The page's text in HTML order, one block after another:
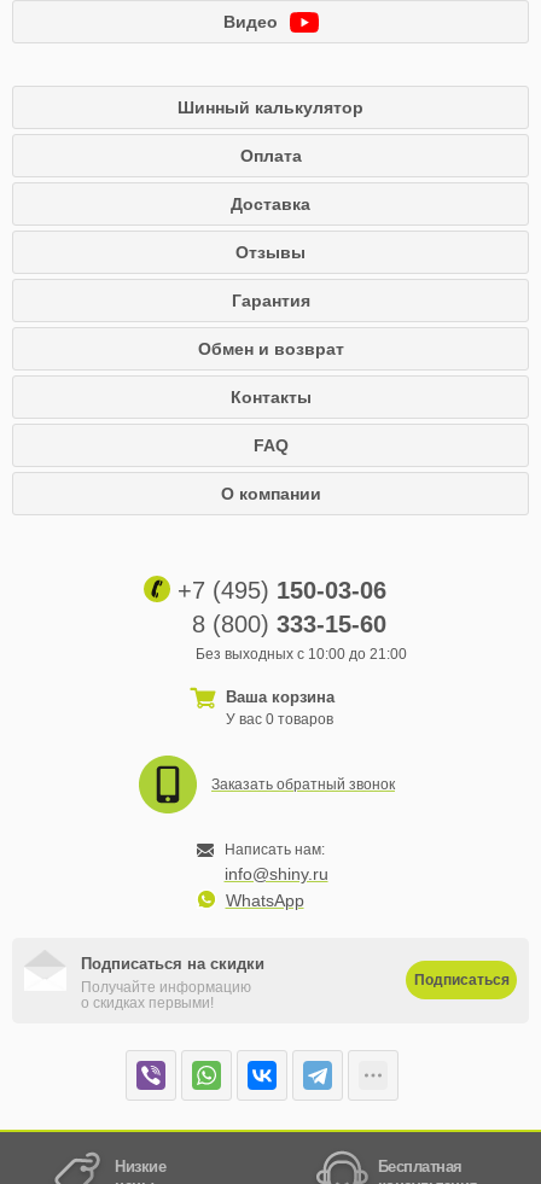
Видео
Шинный калькулятор
Оплата
Доставка
Отзывы
Гарантия
Обмен и возврат
Контакты
FAQ
О компании
+7 (495) 150-03-06
8 (800) 333-15-60
Без выходных с 10:00 до 21:00
Ваша корзина
У вас 0 товаров
Заказать обратный звонок
Написать нам:
info@shiny.ru
WhatsApp
Подписаться на скидки
Получайте информацию
о скидках первыми!
Подписаться
Низкие
Бесплатная